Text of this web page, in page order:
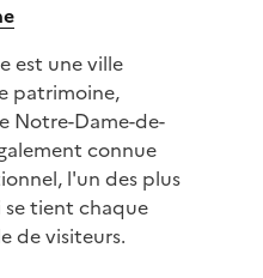
est une ville
patrimoine,
Notre-Dame-de-
connue
l'un des plus
se tient chaque
de visiteurs.